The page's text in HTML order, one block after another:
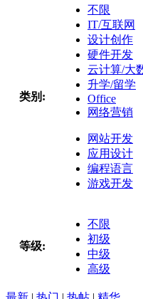
类别:
不限
IT/互联网
设计创作
硬件开发
云计算/大
升学/留学
Office
网络营销
网站开发
应用设计
编程语言
游戏开发
等级:
不限
初级
中级
高级